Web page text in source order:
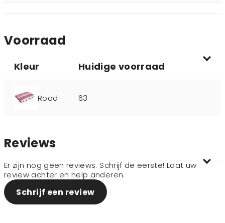
Voorraad
Kleur Huidige voorraad
Rood 63
Reviews
Er zijn nog geen reviews. Schrijf de eerste! Laat uw
review achter en help anderen.
Schrijf een review